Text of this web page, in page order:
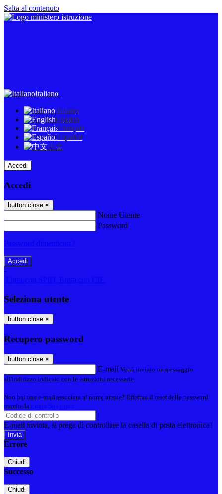
Salta al contenuto
Italiano
Italiano
English
Français
Español
中文
Accedi
Accedi
button close ×
Nome Utente
Password
-
Seleziona utente
button close ×
Recupero password
button close ×
E-mail Verrà inviato un messaggio
all'indirizzo indicato con le istruzioni necessarie.
Non hai una e-mail associata al nome utente? Effettua il reset della password
tramite la
E-mail inviata, si prega di controllare la casella di posta elettronica!
Errore
Chiudi
Successo
Chiudi